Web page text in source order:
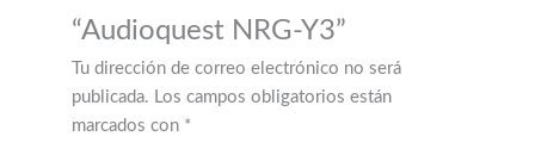
“Audioquest NRG-Y3”
Tu dirección de correo electrónico no será
publicada. Los campos obligatorios están
marcados con *